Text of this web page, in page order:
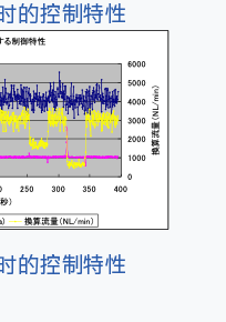
的控制特性
的控制特性